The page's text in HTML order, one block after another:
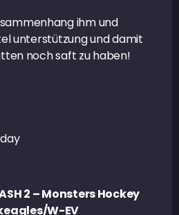
ihm und
unterstützung und damit
noch saft zu haben!
2 – Monsters Hockey
W-EV